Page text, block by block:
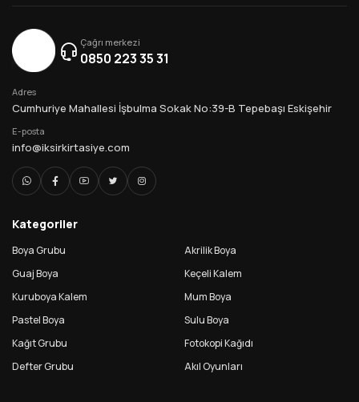
Çağrı merkezi
0850 223 35 31
Adres
Cumhuriye Mahallesi İşbulma Sokak No:39-B Tepebaşı Eskişehir
E-posta
info@iksirkirtasiye.com
Kategoriler
Boya Grubu
Akrilik Boya
Guaj Boya
Keçeli Kalem
Kuruboya Kalem
Mum Boya
Pastel Boya
Sulu Boya
Kağıt Grubu
Fotokopi Kağıdı
Defter Grubu
Akıl Oyunları